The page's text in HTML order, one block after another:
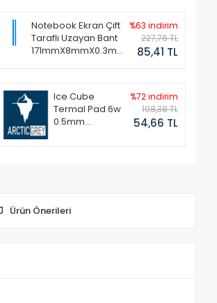
Notebook Ekran Çift
Taraflı Uzayan Bant
171mmX8mmX0.3mm
%63 indirim
227,76 TL
85,41 TL
Ice Cube
Termal Pad 6w
0.5mm
%72 indirim
198,38 TL
54,66 TL
Ürün Önerileri